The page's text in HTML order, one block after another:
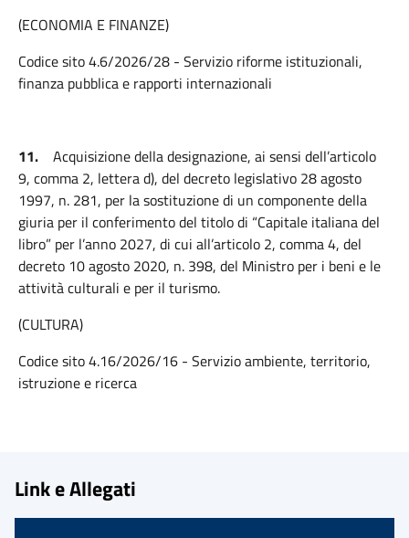
(ECONOMIA E FINANZE)
Codice sito 4.6/2026/28 - Servizio riforme istituzionali,
finanza pubblica e rapporti internazionali
11.
Acquisizione della designazione, ai sensi dell’articolo
9, comma 2, lettera d), del decreto legislativo 28 agosto
1997, n. 281, per la sostituzione di un componente della
giuria per il conferimento del titolo di “Capitale italiana del
libro” per l’anno 2027, di cui all’articolo 2, comma 4, del
decreto 10 agosto 2020, n. 398, del Ministro per i beni e le
attività culturali e per il turismo.
(CULTURA)
Codice sito 4.16/2026/16 - Servizio ambiente, territorio,
istruzione e ricerca
Link e Allegati